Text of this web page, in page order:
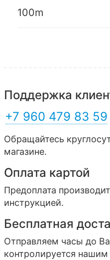
100m
Поддержка
+7 960 479 83 59
Обращайтесь
магазине.
Оплата картой
Предоплата
инструкцией.
Бесплатная
Отправляем часы до
контролируется